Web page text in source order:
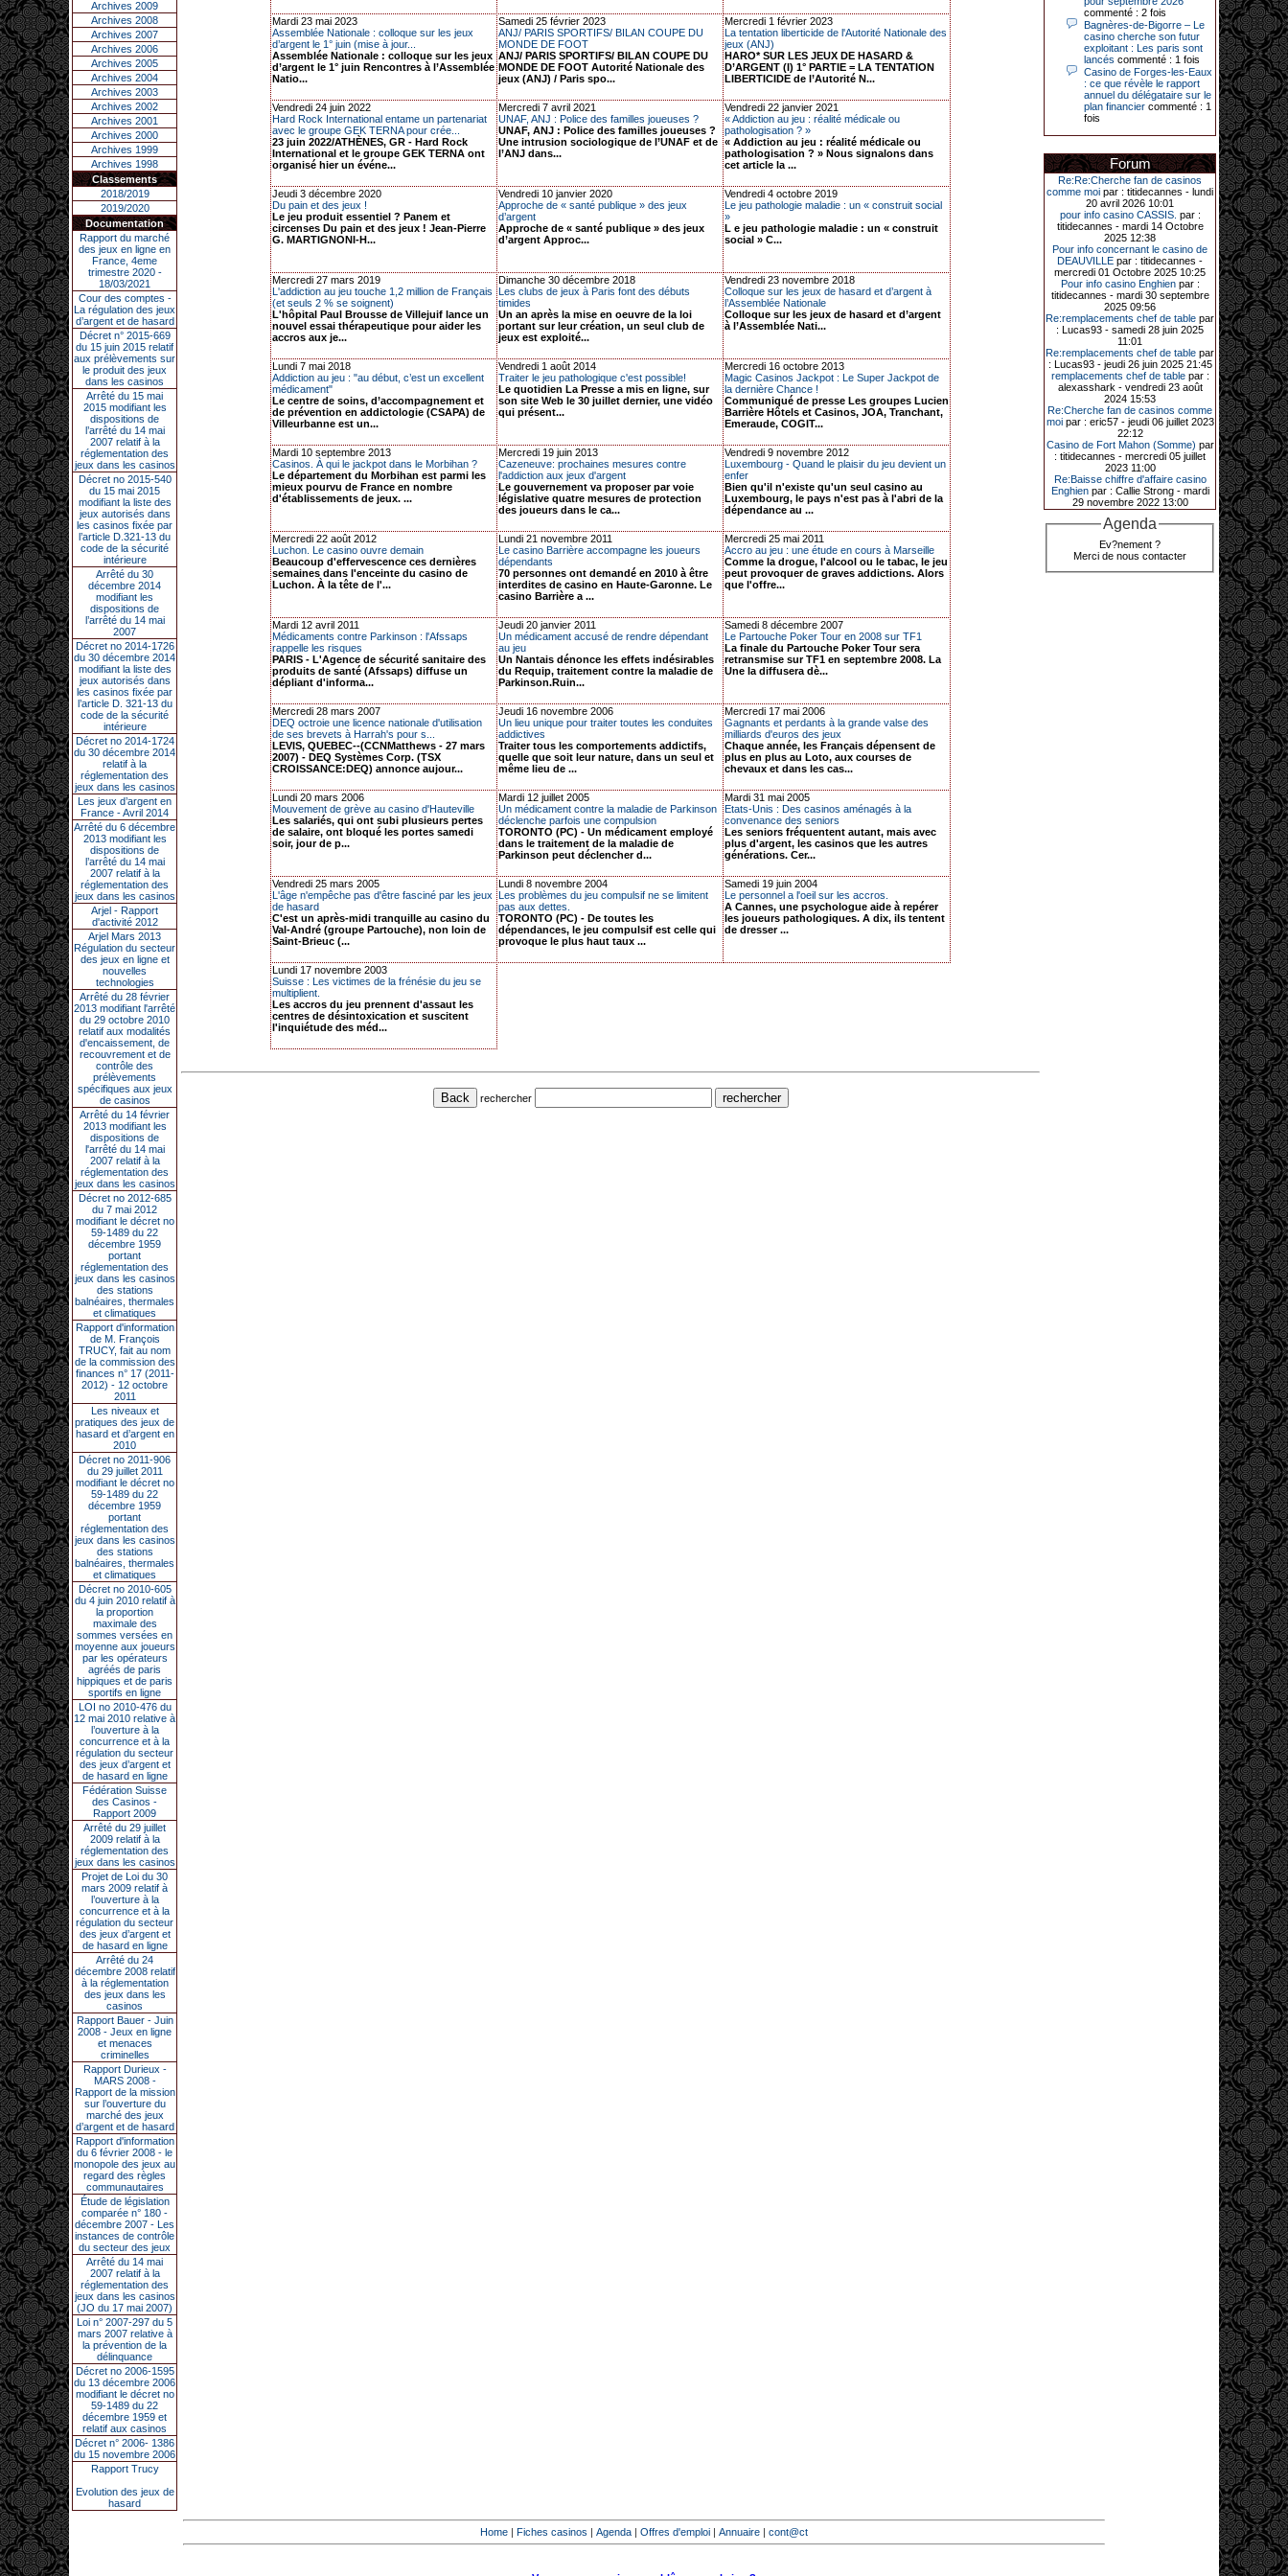
Archives 2009
Archives 2008
Archives 2007
Archives 2006
Archives 2005
Archives 2004
Archives 2003
Archives 2002
Archives 2001
Archives 2000
Archives 1999
Archives 1998
Classements
2018/2019
2019/2020
Documentation
Rapport du marché
des jeux en ligne en
France, 4eme
trimestre 2020 -
18/03/2021
Cour des comptes -
La régulation des jeux
d’argent et de hasard
Décret n° 2015-669
du 15 juin 2015 relatif
aux prélèvements sur
le produit des jeux
dans les casinos
Arrêté du 15 mai
2015 modifiant les
dispositions de
l’arrêté du 14 mai
2007 relatif à la
réglementation des
jeux dans les casinos
Décret no 2015-540
du 15 mai 2015
modifiant la liste des
jeux autorisés dans
les casinos fixée par
l’article D.321-13 du
code de la sécurité
intérieure
Arrêté du 30
décembre 2014
modifiant les
dispositions de
l’arrêté du 14 mai
2007
Décret no 2014-1726
du 30 décembre 2014
modifiant la liste des
jeux autorisés dans
les casinos fixée par
l’article D. 321-13 du
code de la sécurité
intérieure
Décret no 2014-1724
du 30 décembre 2014
relatif à la
réglementation des
jeux dans les casinos
Les jeux d’argent en
France - Avril 2014
Arrêté du 6 décembre
2013 modifiant les
dispositions de
l’arrêté du 14 mai
2007 relatif à la
réglementation des
jeux dans les casinos
Arjel - Rapport
d'activité 2012
Arjel Mars 2013
Régulation du secteur
des jeux en ligne et
nouvelles
technologies
Arrêté du 28 février
2013 modifiant l'arrêté
du 29 octobre 2010
relatif aux modalités
d'encaissement, de
recouvrement et de
contrôle des
prélèvements
spécifiques aux jeux
de casinos
Arrêté du 14 février
2013 modifiant les
dispositions de
l'arrêté du 14 mai
2007 relatif à la
réglementation des
jeux dans les casinos
Décret no 2012-685
du 7 mai 2012
modifiant le décret no
59-1489 du 22
décembre 1959
portant
réglementation des
jeux dans les casinos
des stations
balnéaires, thermales
et climatiques
Rapport d'information
de M. François
TRUCY, fait au nom
de la commission des
finances n° 17 (2011-
2012) - 12 octobre
2011
Les niveaux et
pratiques des jeux de
hasard et d’argent en
2010
Décret no 2011-906
du 29 juillet 2011
modifiant le décret no
59-1489 du 22
décembre 1959
portant
réglementation des
jeux dans les casinos
des stations
balnéaires, thermales
et climatiques
Décret no 2010-605
du 4 juin 2010 relatif à
la proportion
maximale des
sommes versées en
moyenne aux joueurs
par les opérateurs
agréés de paris
hippiques et de paris
sportifs en ligne
LOI no 2010-476 du
12 mai 2010 relative à
l’ouverture à la
concurrence et à la
régulation du secteur
des jeux d’argent et
de hasard en ligne
Fédération Suisse
des Casinos -
Rapport 2009
Arrêté du 29 juillet
2009 relatif à la
réglementation des
jeux dans les casinos
Projet de Loi du 30
mars 2009 relatif à
l’ouverture à la
concurrence et à la
régulation du secteur
des jeux d’argent et
de hasard en ligne
Arrêté du 24
décembre 2008 relatif
à la réglementation
des jeux dans les
casinos
Rapport Bauer - Juin
2008 - Jeux en ligne
et menaces
criminelles
Rapport Durieux -
MARS 2008 -
Rapport de la mission
sur l’ouverture du
marché des jeux
d’argent et de hasard
Rapport d'information
du 6 février 2008 - le
monopole des jeux au
regard des règles
communautaires
Étude de législation
comparée n° 180 -
décembre 2007 - Les
instances de contrôle
du secteur des jeux
Arrêté du 14 mai
2007 relatif à la
réglementation des
jeux dans les casinos
(JO du 17 mai 2007)
Loi n° 2007-297 du 5
mars 2007 relative à
la prévention de la
délinquance
Décret no 2006-1595
du 13 décembre 2006
modifiant le décret no
59-1489 du 22
décembre 1959 et
relatif aux casinos
Décret n° 2006- 1386
du 15 novembre 2006
Rapport Trucy
Evolution des jeux de
hasard
Mardi 23 mai 2023
Assemblée Nationale : colloque sur les jeux
d’argent le 1° juin (mise à jour...
Assemblée Nationale : colloque sur les jeux
d’argent le 1° juin Rencontres à l’Assemblée
Natio...
Samedi 25 février 2023
ANJ/ PARIS SPORTIFS/ BILAN COUPE DU
MONDE DE FOOT
ANJ/ PARIS SPORTIFS/ BILAN COUPE DU
MONDE DE FOOT Autorité Nationale des
jeux (ANJ) / Paris spo...
Mercredi 1 février 2023
La tentation liberticide de l'Autorité Nationale des
jeux (ANJ)
HARO* SUR LES JEUX DE HASARD &
D’ARGENT (I) 1° PARTIE = LA TENTATION
LIBERTICIDE de l’Autorité N...
Vendredi 24 juin 2022
Hard Rock International entame un partenariat
avec le groupe GEK TERNA pour crée...
23 juin 2022/ATHÈNES, GR - Hard Rock
International et le groupe GEK TERNA ont
organisé hier un événe...
Mercredi 7 avril 2021
UNAF, ANJ : Police des familles joueuses ?
UNAF, ANJ : Police des familles joueuses ?
Une intrusion sociologique de l’UNAF et de
l’ANJ dans...
Vendredi 22 janvier 2021
« Addiction au jeu : réalité médicale ou
pathologisation ? »
« Addiction au jeu : réalité médicale ou
pathologisation ? » Nous signalons dans
cet article la ...
Jeudi 3 décembre 2020
Du pain et des jeux !
Le jeu produit essentiel ? Panem et
circenses Du pain et des jeux ! Jean-Pierre
G. MARTIGNONI-H...
Vendredi 10 janvier 2020
Approche de « santé publique » des jeux
d’argent
Approche de « santé publique » des jeux
d’argent Approc...
Vendredi 4 octobre 2019
Le jeu pathologie maladie : un « construit social
»
L e jeu pathologie maladie : un « construit
social » C...
Mercredi 27 mars 2019
L'addiction au jeu touche 1,2 million de Français
(et seuls 2 % se soignent)
L'hôpital Paul Brousse de Villejuif lance un
nouvel essai thérapeutique pour aider les
accros aux je...
Dimanche 30 décembre 2018
Les clubs de jeux à Paris font des débuts
timides
Un an après la mise en oeuvre de la loi
portant sur leur création, un seul club de
jeux est exploité...
Vendredi 23 novembre 2018
Colloque sur les jeux de hasard et d’argent à
l’Assemblée Nationale
Colloque sur les jeux de hasard et d’argent
à l’Assemblée Nati...
Lundi 7 mai 2018
Addiction au jeu : "au début, c’est un excellent
médicament"
Le centre de soins, d’accompagnement et
de prévention en addictologie (CSAPA) de
Villeurbanne est un...
Vendredi 1 août 2014
Traiter le jeu pathologique c'est possible!
Le quotidien La Presse a mis en ligne, sur
son site Web le 30 juillet dernier, une vidéo
qui présent...
Mercredi 16 octobre 2013
Magic Casinos Jackpot : Le Super Jackpot de
la dernière Chance !
Communiqué de presse Les groupes Lucien
Barrière Hôtels et Casinos, JOA, Tranchant,
Emeraude, COGIT...
Mardi 10 septembre 2013
Casinos. À qui le jackpot dans le Morbihan ?
Le département du Morbihan est parmi les
mieux pourvu de France en nombre
d'établissements de jeux. ...
Mercredi 19 juin 2013
Cazeneuve: prochaines mesures contre
l'addiction aux jeux d'argent
Le gouvernement va proposer par voie
législative quatre mesures de protection
des joueurs dans le ca...
Vendredi 9 novembre 2012
Luxembourg - Quand le plaisir du jeu devient un
enfer
Bien qu'il n'existe qu'un seul casino au
Luxembourg, le pays n'est pas à l'abri de la
dépendance au ...
Mercredi 22 août 2012
Luchon. Le casino ouvre demain
Beaucoup d'effervescence ces dernières
semaines dans l'enceinte du casino de
Luchon. À la tête de l'...
Lundi 21 novembre 2011
Le casino Barrière accompagne les joueurs
dépendants
70 personnes ont demandé en 2010 à être
interdites de casino en Haute-Garonne. Le
casino Barrière a ...
Mercredi 25 mai 2011
Accro au jeu : une étude en cours à Marseille
Comme la drogue, l'alcool ou le tabac, le jeu
peut provoquer de graves addictions. Alors
que l'offre...
Mardi 12 avril 2011
Médicaments contre Parkinson : l'Afssaps
rappelle les risques
PARIS - L'Agence de sécurité sanitaire des
produits de santé (Afssaps) diffuse un
dépliant d'informa...
Jeudi 20 janvier 2011
Un médicament accusé de rendre dépendant
au jeu
Un Nantais dénonce les effets indésirables
du Requip, traitement contre la maladie de
Parkinson.Ruin...
Samedi 8 décembre 2007
Le Partouche Poker Tour en 2008 sur TF1
La finale du Partouche Poker Tour sera
retransmise sur TF1 en septembre 2008. La
Une la diffusera dè...
Mercredi 28 mars 2007
DEQ octroie une licence nationale d'utilisation
de ses brevets à Harrah's pour s...
LEVIS, QUEBEC--(CCNMatthews - 27 mars
2007) - DEQ Systèmes Corp. (TSX
CROISSANCE:DEQ) annonce aujour...
Jeudi 16 novembre 2006
Un lieu unique pour traiter toutes les conduites
addictives
Traiter tous les comportements addictifs,
quelle que soit leur nature, dans un seul et
même lieu de ...
Mercredi 17 mai 2006
Gagnants et perdants à la grande valse des
milliards d'euros des jeux
Chaque année, les Français dépensent de
plus en plus au Loto, aux courses de
chevaux et dans les cas...
Lundi 20 mars 2006
Mouvement de grève au casino d'Hauteville
Les salariés, qui ont subi plusieurs pertes
de salaire, ont bloqué les portes samedi
soir, jour de p...
Mardi 12 juillet 2005
Un médicament contre la maladie de Parkinson
déclenche parfois une compulsion
TORONTO (PC) - Un médicament employé
dans le traitement de la maladie de
Parkinson peut déclencher d...
Mardi 31 mai 2005
Etats-Unis : Des casinos aménagés à la
convenance des seniors
Les seniors fréquentent autant, mais avec
plus d'argent, les casinos que les autres
générations. Cer...
Vendredi 25 mars 2005
L'âge n'empêche pas d'être fasciné par les jeux
de hasard
C'est un après-midi tranquille au casino du
Val-André (groupe Partouche), non loin de
Saint-Brieuc (...
Lundi 8 novembre 2004
Les problèmes du jeu compulsif ne se limitent
pas aux dettes.
TORONTO (PC) - De toutes les
dépendances, le jeu compulsif est celle qui
provoque le plus haut taux ...
Samedi 19 juin 2004
Le personnel a l'oeil sur les accros.
A Cannes, une psychologue aide à repérer
les joueurs pathologiques. A dix, ils tentent
de dresser ...
Lundi 17 novembre 2003
Suisse : Les victimes de la frénésie du jeu se
multiplient.
Les accros du jeu prennent d'assaut les
centres de désintoxication et suscitent
l'inquiétude des méd...
rechercher
14-04-2026|
Dimanche 12 avril 2026, cette date
restera gravée dans la mémoire de
ce joueur du casino de Saint-Quay-
Portrieux (Côtes-d’Armor).
Ce quinquagénaire, habitant Plouha
mais souhaitant garder l’anonymat,
a eu l’énorme surprise de décrocher
Le plus gros gain gagné depuis plus
de 20 ans dans l’établissement.
Série de jackpots au casino JOA de
Gujan-Mestras : ce mois de mars a
été fructueux pour quelques
joueurs. D’abord avec 44 207 euros
remportés le dimanche 22 mars sur
une machine à sous pour une mise
initiale de 5,28 €. Puis quelques
jours plus tard, le vendredi 27 mars,
un joueur a décroché 12 086 euros
sur une autre machine à sous.
Enfin, troisième et dernier jackpot,
record cette fois-ci, le samedi 28
mars dernier. Quelque 111 322
euros ont été remportés sur la table
d’Ultimate Texas Hold’em Poker,
grâce à une mise de 5 euros sur la
case bonus et une quinte flush
royale. Ces gains ont été annoncés
dans un communiqué diffusé par le
casino ce lundi 30 mars en soirée.
11-01-2026|
cliente retraitée de 78 ans, habitant
commenté : 2 fois
Bagnères-de-Bigorre – Le
casino cherche son futur
exploitant : Les paris sont
lancés commenté : 1 fois
Casino de Forges-les-Eaux
: ce que révèle le rapport
annuel du délégataire sur le
plan financier commenté : 1
fois
Forum
Re:Re:Cherche fan de casinos
comme moi par : titidecannes - lundi
20 avril 2026 10:01
pour info casino CASSIS. par :
titidecannes - mardi 14 Octobre
2025 12:38
Pour info concernant le casino de
DEAUVILLE par : titidecannes -
mercredi 01 Octobre 2025 10:25
Pour info casino Enghienpar :
titidecannes - mardi 30 septembre
2025 09:56
Re:remplacements chef de table par
: Lucas93 - samedi 28 juin 2025
11:01
Re:remplacements chef de table par
: Lucas93 - jeudi 26 juin 2025 21:45
remplacements chef de tablepar :
alexasshark - vendredi 23 août
2024 15:53
Re:Cherche fan de casinos comme
moipar : eric57 - jeudi 06 juillet 2023
22:12
Casino de Fort Mahon (Somme) par
: titidecannes - mercredi 05 juillet
2023 11:00
Re:Baisse chiffre d'affaire casino
Enghienpar : Callie Strong - mardi
29 novembre 2022 13:00
Agenda
Ev?nement ?
Merci de nous contacter
Home | Fiches casinos | Agenda | Offres d'emploi | Annuaire | cont@ct